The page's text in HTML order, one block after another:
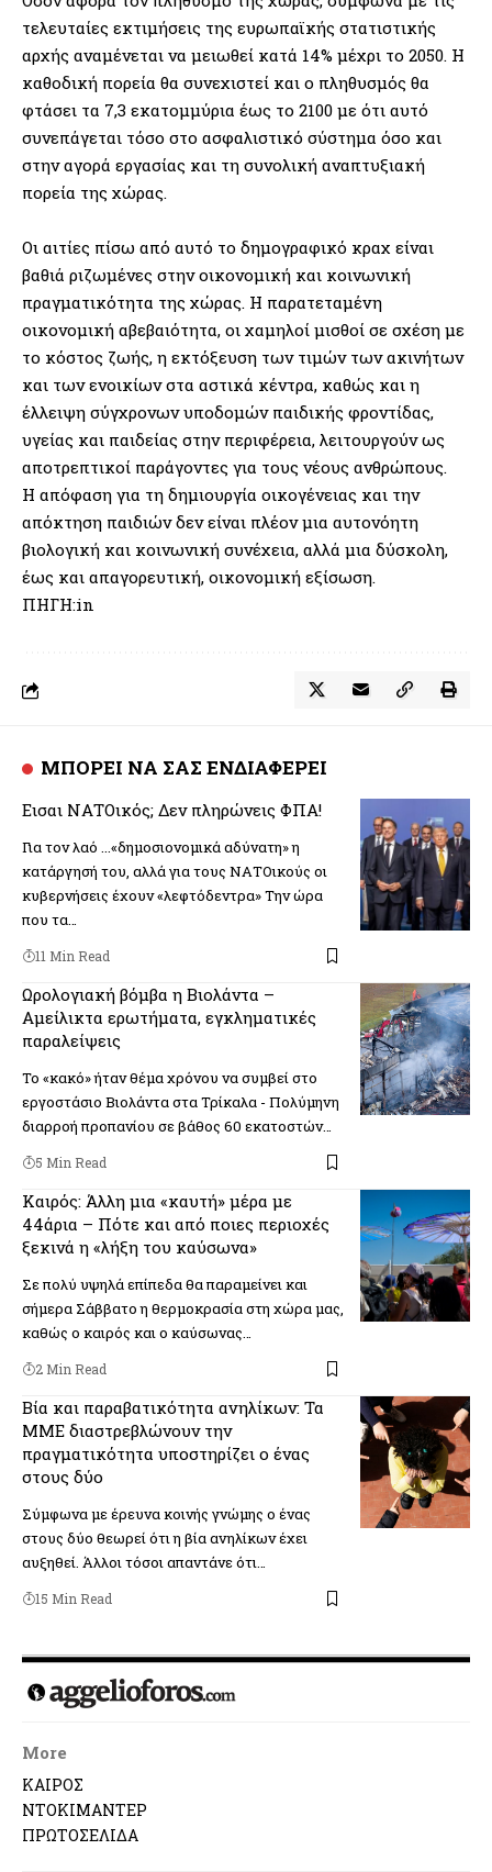
τελευταίες εκτιμήσεις της ευρωπαϊκής στατιστικής
αρχής αναμένεται να μειωθεί κατά 14% μέχρι το 2050. Η
καθοδική πορεία θα συνεχιστεί και ο πληθυσμός θα
φτάσει τα 7,3 εκατομμύρια έως το 2100 με ότι αυτό
συνεπάγεται τόσο στο ασφαλιστικό σύστημα όσο και
στην αγορά εργασίας και τη συνολική αναπτυξιακή
πορεία της χώρας.
Οι αιτίες πίσω από αυτό το δημογραφικό κραχ είναι
βαθιά ριζωμένες στην οικονομική και κοινωνική
πραγματικότητα της χώρας. Η παρατεταμένη
οικονομική αβεβαιότητα, οι χαμηλοί μισθοί σε σχέση με
το κόστος ζωής, η εκτόξευση των τιμών των ακινήτων
και των ενοικίων στα αστικά κέντρα, καθώς και η
έλλειψη σύγχρονων υποδομών παιδικής φροντίδας,
υγείας και παιδείας στην περιφέρεια, λειτουργούν ως
αποτρεπτικοί παράγοντες για τους νέους ανθρώπους.
Η απόφαση για τη δημιουργία οικογένειας και την
απόκτηση παιδιών δεν είναι πλέον μια αυτονόητη
βιολογική και κοινωνική συνέχεια, αλλά μια δύσκολη,
έως και απαγορευτική, οικονομική εξίσωση.
ΠΗΓΗ:in
ΜΠΟΡΕΙ ΝΑ ΣΑΣ ΕΝΔΙΑΦΕΡΕΙ
Εισαι ΝΑΤΟικός; Δεν πληρώνεις ΦΠΑ!
Για τον λαό ...«δημοσιονομικά αδύνατη» η
κατάργησή του, αλλά για τους ΝΑΤΟικούς οι
κυβερνήσεις έχουν «λεφτόδεντρα» Την ώρα
που τα…
11 Min Read
Ωρολογιακή βόμβα η Βιολάντα –
Αμείλικτα ερωτήματα, εγκληματικές
παραλείψεις
Το «κακό» ήταν θέμα χρόνου να συμβεί στο
εργοστάσιο Βιολάντα στα Τρίκαλα - Πολύμηνη
διαρροή προπανίου σε βάθος 60 εκατοστών…
5 Min Read
Καιρός: Άλλη μια «καυτή» μέρα με
44άρια – Πότε και από ποιες περιοχές
ξεκινά η «λήξη του καύσωνα»
Σε πολύ υψηλά επίπεδα θα παραμείνει και
σήμερα Σάββατο η θερμοκρασία στη χώρα μας,
καθώς ο καιρός και ο καύσωνας…
2 Min Read
Βία και παραβατικότητα ανηλίκων: Τα
ΜΜΕ διαστρεβλώνουν την
πραγματικότητα υποστηρίζει ο ένας
στους δύο
Σύμφωνα με έρευνα κοινής γνώμης ο ένας
στους δύο θεωρεί ότι η βία ανηλίκων έχει
αυξηθεί. Άλλοι τόσοι απαντάνε ότι…
15 Min Read
More
ΚΑΙΡΟΣ
ΝΤΟΚΙΜΑΝΤΕΡ
ΠΡΩΤΟΣΕΛΙΔΑ